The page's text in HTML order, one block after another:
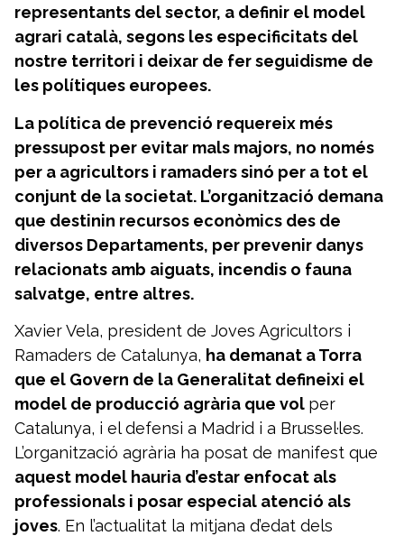
representants del sector, a definir el model
agrari català, segons les especificitats del
nostre territori i deixar de fer seguidisme de
les polítiques europees.
La política de prevenció requereix més
pressupost per evitar mals majors, no només
per a agricultors i ramaders sinó per a tot el
conjunt de la societat. L’organització demana
que destinin recursos econòmics des de
diversos Departaments, per prevenir danys
relacionats amb aiguats, incendis o fauna
salvatge, entre altres.
Xavier Vela, president de Joves Agricultors i
Ramaders de Catalunya, ha demanat a Torra
que el Govern de la Generalitat defineixi el
model de producció agrària que vol per
Catalunya, i el defensi a Madrid i a Brussel·les.
L’organització agrària ha posat de manifest que
aquest model hauria d’estar enfocat als
professionals i posar especial atenció als
joves. En l’actualitat la mitjana d’edat dels